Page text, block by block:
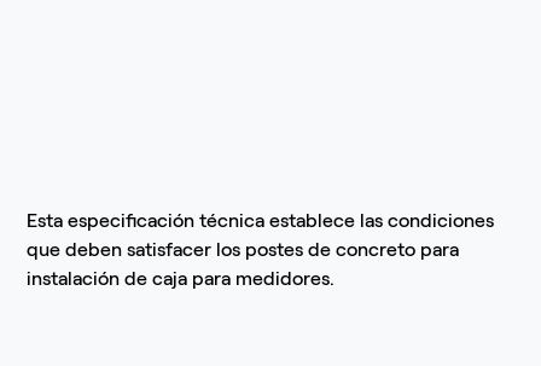
Esta especificación técnica establece las condiciones
que deben satisfacer los postes de concreto para
instalación de caja para medidores.